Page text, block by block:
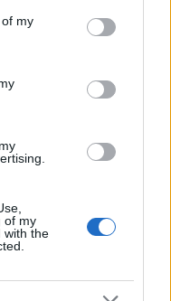
You may click to
its third-party tags to
in below Google
my
of my
with the
θα χρειαστεί
να δώσω μέσα και
Του λέει ο
στο Δήμο
μήνα. Τότε μπορώ
το
ήταν άψογος,
πίεζε. Και
στα